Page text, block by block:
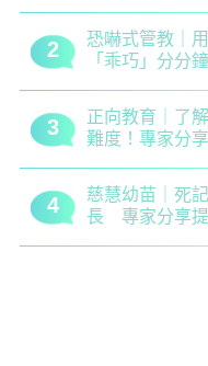
2
恐嚇式管教｜
「乖巧」分分
3
正向教育｜了
難度！專家分
4
慈慧幼苗｜死
長 專家分享